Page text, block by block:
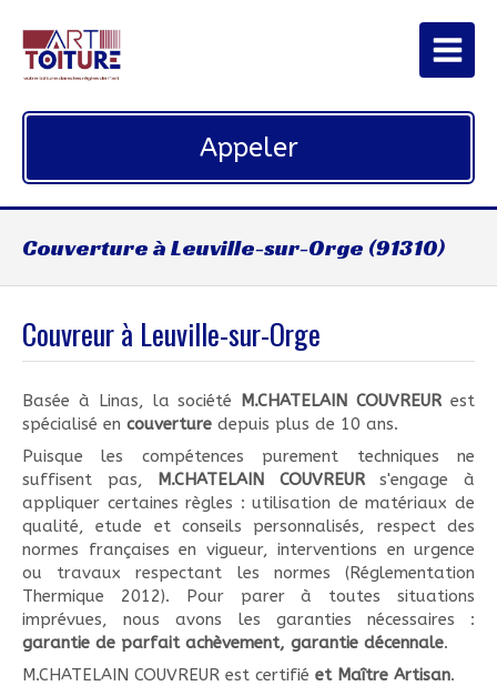
Appeler
Couverture à Leuville-sur-Orge (91310)
Couvreur à Leuville-sur-Orge
Basée à Linas, la société M.CHATELAIN COUVREUR est
spécialisé en couverture depuis plus de 10 ans.
Puisque les compétences purement techniques ne
suffisent pas, M.CHATELAIN COUVREURs'engage à
appliquer certaines règles : utilisation de matériaux de
qualité, etude et conseils personnalisés, respect des
normes françaises en vigueur, interventions en urgence
ou travaux respectant les normes (Réglementation
Thermique 2012). Pour parer à toutes situations
imprévues, nous avons les garanties nécessaires :
garantie de parfait achèvement, garantie décennale.
M.CHATELAIN COUVREUR est certifié et Maître Artisan.